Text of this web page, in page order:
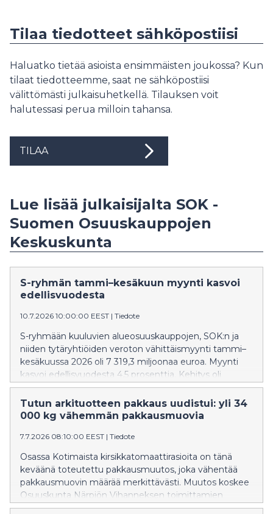
Tilaa tiedotteet sähköpostiisi
Haluatko tietää asioista ensimmäisten joukossa? Kun
tilaat tiedotteemme, saat ne sähköpostiisi
välittömästi julkaisuhetkellä. Tilauksen voit
halutessasi perua milloin tahansa.
TILAA
Lue lisää julkaisijalta SOK -
Suomen Osuuskauppojen
Keskuskunta
S-ryhmän tammi–kesäkuun myynti kasvoi
edellisvuodesta
10.7.2026 10:00:00 EEST | Tiedote
S-ryhmään kuuluvien alueosuuskauppojen, SOK:n ja
niiden tytäryhtiöiden veroton vähittäismyynti tammi–
kesäkuussa 2026 oli 7 319,3 miljoonaa euroa. Myynti
kasvoi edellisvuodesta 4,5 prosenttia. Kehitys oli
vahvaa muun muassa liikennekaupassa ja
marketkaupassa.
Tutun arkituotteen pakkaus uudistui: yli 34
000 kg vähemmän pakkausmuovia
7.7.2026 08:10:00 EEST | Tiedote
Osassa Kotimaista kirsikkatomaattirasioita on tänä
keväänä toteutettu pakkausmuutos, joka vähentää
pakkausmuovin määrää merkittävästi. Muutos koskee
Osuuskunta Närpiön Vihanneksen toimittamien
Kotimaista kirsikkatomaattien rasioita, joissa